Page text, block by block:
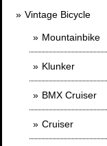
Vintage Bicycle
Mountainbike
Klunker
BMX Cruiser
Cruiser